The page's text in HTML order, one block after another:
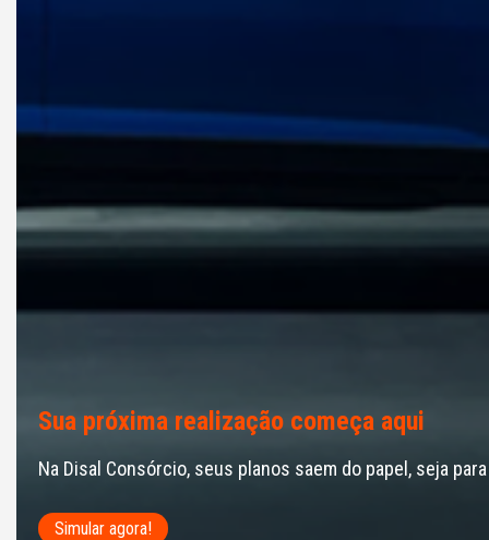
Sua próxima realização começa aqui
Na Disal Consórcio, seus planos saem do papel, seja
Simular agora!